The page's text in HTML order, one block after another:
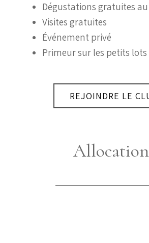
Dégustations gratuites
Visites gratuites
Événement privé
Primeur sur les petits lots
REJOINDRE LE